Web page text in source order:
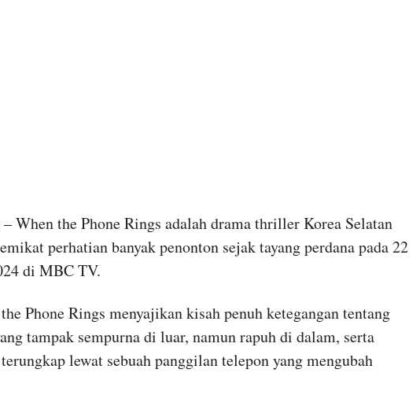
– When the Phone Rings adalah drama thriller Korea Selatan
perhatian banyak penonton sejak tayang perdana pada 22
di MBC TV.
Phone Rings menyajikan kisah penuh ketegangan tentang
tampak sempurna di luar, namun rapuh di dalam, serta
lewat sebuah panggilan telepon yang mengubah